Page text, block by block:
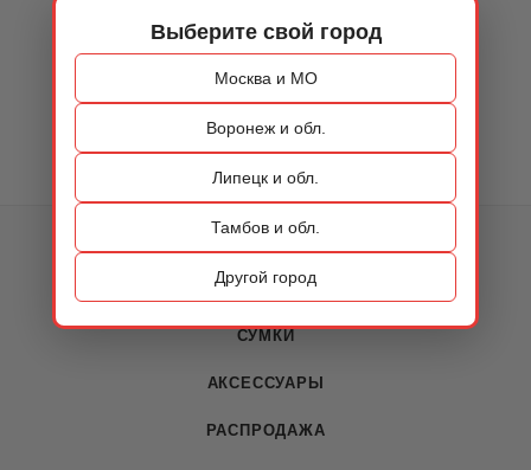
Выберите свой город
Москва и МО
Воронеж и обл.
Липецк и обл.
Тамбов и обл.
Другой город
ОБУВЬ
СУМКИ
АКСЕССУАРЫ
РАСПРОДАЖА